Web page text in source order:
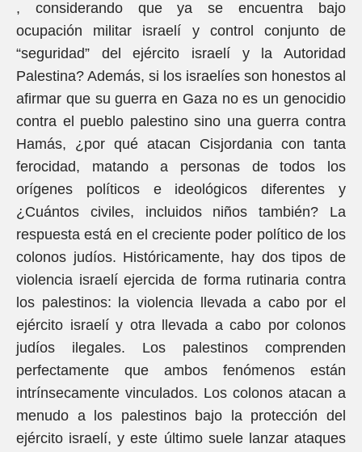
, considerando que ya se encuentra bajo
ocupación militar israelí y control conjunto de
“seguridad” del ejército israelí y la Autoridad
Palestina? Además, si los israelíes son honestos al
afirmar que su guerra en Gaza no es un genocidio
contra el pueblo palestino sino una guerra contra
Hamás, ¿por qué atacan Cisjordania con tanta
ferocidad, matando a personas de todos los
orígenes políticos e ideológicos diferentes y
¿Cuántos civiles, incluidos niños también? La
respuesta está en el creciente poder político de los
colonos judíos. Históricamente, hay dos tipos de
violencia israelí ejercida de forma rutinaria contra
los palestinos: la violencia llevada a cabo por el
ejército israelí y otra llevada a cabo por colonos
judíos ilegales. Los palestinos comprenden
perfectamente que ambos fenómenos están
intrínsecamente vinculados. Los colonos atacan a
menudo a los palestinos bajo la protección del
ejército israelí, y este último suele lanzar ataques